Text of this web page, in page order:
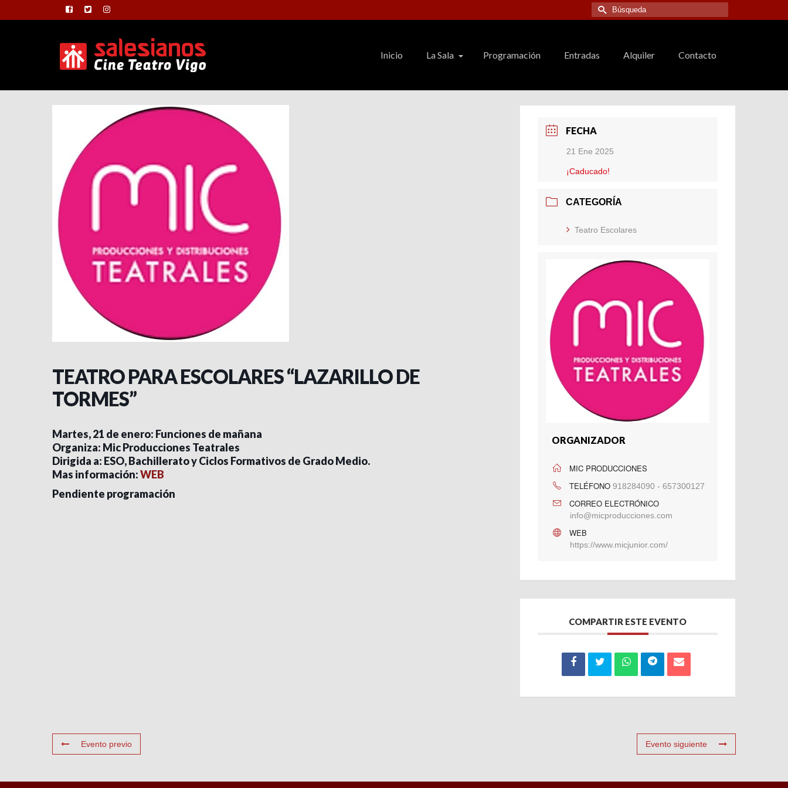
Buscar
por:
Inicio La Sala Programación Entradas Alquiler Contacto
TEATRO PARA ESCOLARES “LAZARILLO DE
TORMES”
Martes, 21 de enero: Funciones de mañana
Organiza: Mic Producciones Teatrales
Dirigida a: ESO, Bachillerato y Ciclos Formativos de Grado Medio.
Mas información:WEB
Pendiente programación
FECHA
21 Ene 2025
¡Caducado!
CATEGORÍA
Teatro Escolares
ORGANIZADOR
MIC PRODUCCIONES
TELÉFONO 918284090 - 657300127
CORREO ELECTRÓNICO
info@micproducciones.com
WEB
https://www.micjunior.com/
COMPARTIR ESTE EVENTO
Evento previo Evento siguiente